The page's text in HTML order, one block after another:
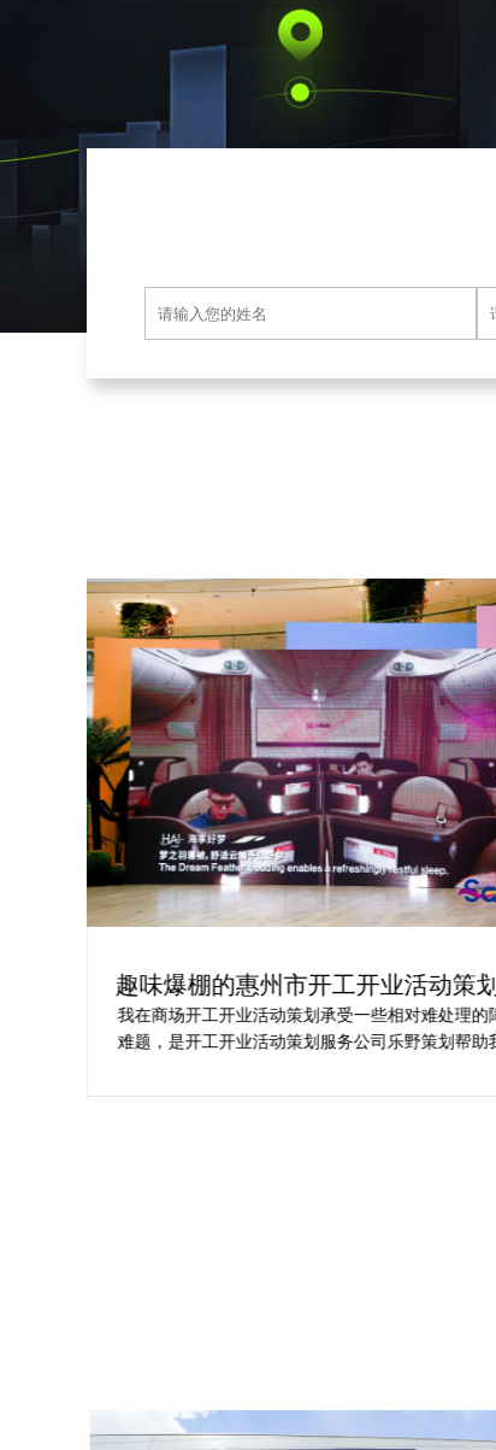
趣味爆棚的惠州市开工开业活动策
案精选
我在商场开工开业活动策划承受一些相对难处理的
难题，是开工开业活动策划服务公司乐野策划帮助
场开工开业活动策划堪称完美，下次有计划还会选